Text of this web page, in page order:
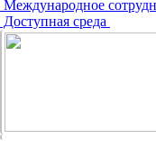
Международное
Доступная среда